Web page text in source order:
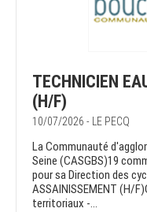
TECHNICIEN
(H/F)
10/07/2026 - LE PECQ
La Communauté
Seine (CASGBS)19
pour sa Direction des
ASSAINISSEMENT (H/
territoriaux -...